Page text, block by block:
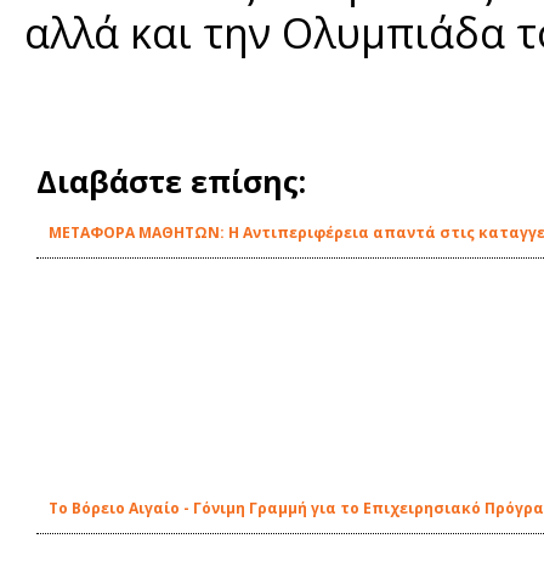
αλλά και την Ολυμπιάδα
Διαβάστε επίσης:
ΜΕΤΑΦΟΡΑ ΜΑΘΗΤΩΝ: Η Αντιπεριφέρεια απαντά στις
Το Βόρειο Αιγαίο - Γόνιμη Γραμμή για το Επιχειρησιακό